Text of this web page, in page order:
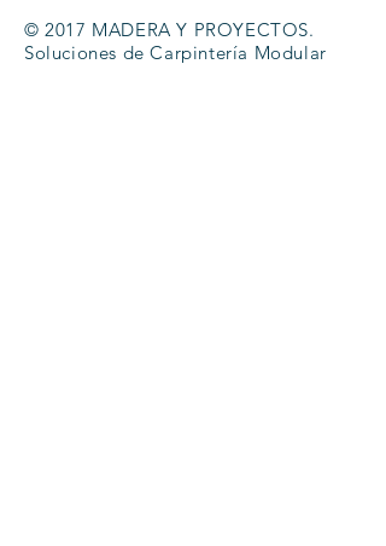
© 2017 MADERA Y PROYECTOS.
Soluciones de Carpintería Modular